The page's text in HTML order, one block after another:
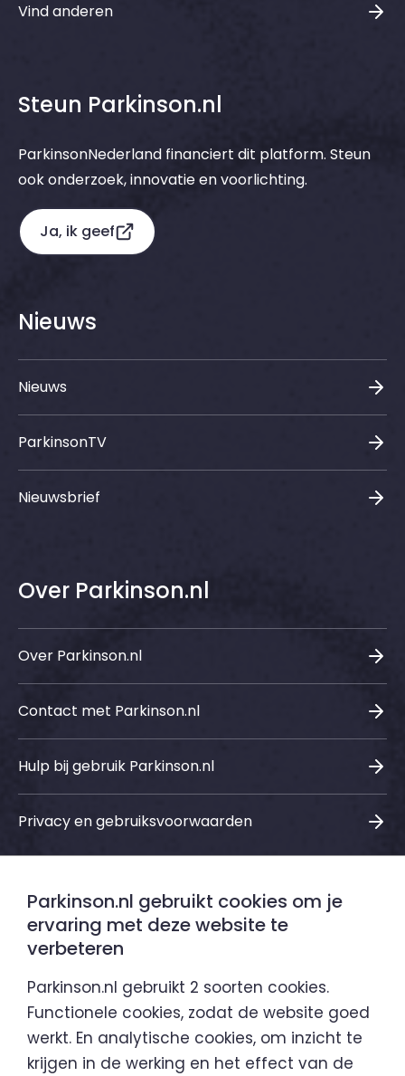
Vind anderen
Steun Parkinson.nl
ParkinsonNederland financiert dit platform. Steun
ook onderzoek, innovatie en voorlichting.
Ja, ik geef
Nieuws
Nieuws
ParkinsonTV
Nieuwsbrief
Over Parkinson.nl
Over Parkinson.nl
Contact met Parkinson.nl
Hulp bij gebruik Parkinson.nl
Privacy en gebruiksvoorwaarden
Sociale media
Parkinson.nl is een initiatief van
Parkinson.nl gebruikt cookies om je
ervaring met deze website te
verbeteren
Parkinson.nl gebruikt 2 soorten cookies.
Functionele cookies, zodat de website goed
werkt. En analytische cookies, om inzicht te
krijgen in de werking en het effect van de